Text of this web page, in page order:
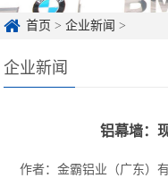
首页 >企业新闻 >
企业新闻
铝幕墙：
作者：金霸铝业（广东）